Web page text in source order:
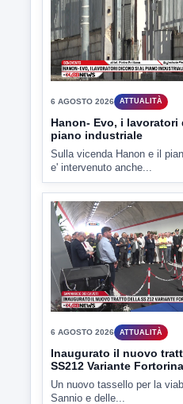
L'assessore comunale alla
Mirabella Eclano, Raffaella
D'Ambrosio,...
6 AGOSTO 2026 ATTUALITÀ
Hanon- Evo, i
piano industriale
Sulla vicenda Hanon e il
e' intervenuto anche...